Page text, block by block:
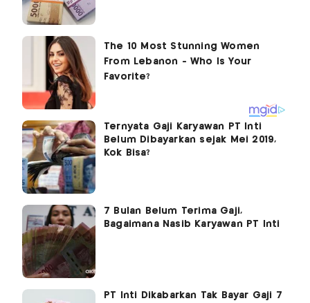
Ternyata Gaji Karyawan PT Inti
Belum Dibayarkan sejak Mei 2019,
Kok Bisa?
7 Bulan Belum Terima Gaji,
Bagaimana Nasib Karyawan PT Inti
PT Inti Dikabarkan Tak Bayar Gaji 7